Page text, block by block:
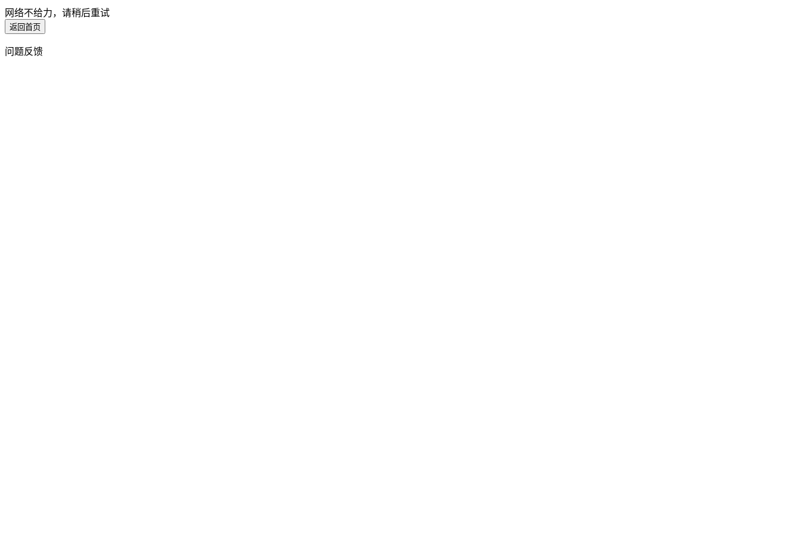
网络不给力，请稍后重试
返回首页
问题反馈